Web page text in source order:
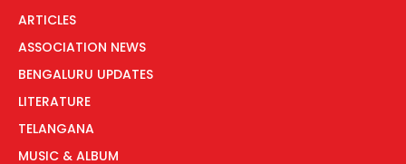
ARTICLES
ASSOCIATION NEWS
BENGALURU UPDATES
LITERATURE
TELANGANA
MUSIC & ALBUM